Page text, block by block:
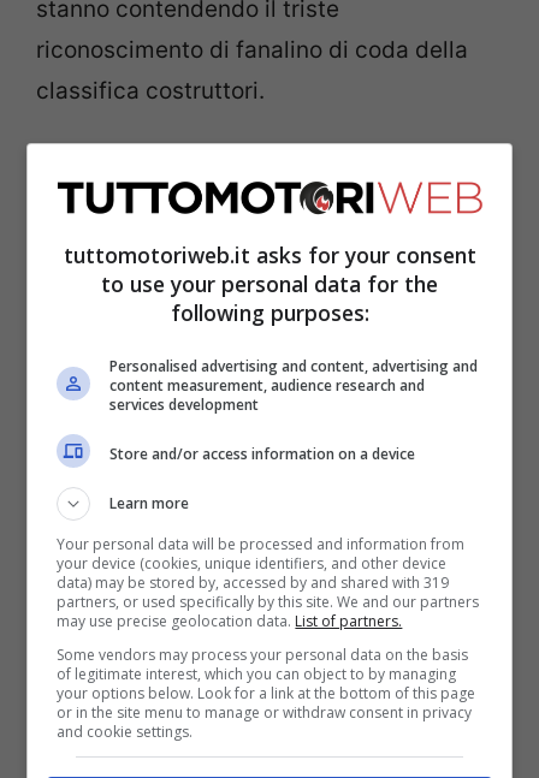
stanno contendendo il triste
riconoscimento di fanalino di coda della
classifica costruttori.
Il campione del mondo 2017 della Moto2,
nel 2023, ha ottenuto 68 punti, soli 17 in
meno del teammate campione del mondo
2021. Le performance della M1 sono
e scorbutica anche su piste dove aveva
sempre ben figurato. Nonostante gli
appelli dei centauri non è stato fatto
tuttomotoriweb.it asks for your consent
to use your personal data for the
following purposes:
Personalised advertising and content, advertising and
content measurement, audience research and
services development
Store and/or access information on a device
Learn more
Your personal data will be processed and information from
your device (cookies, unique identifiers, and other device
data) may be stored by, accessed by and shared with 319
partners, or used specifically by this site. We and our partners
may use precise geolocation data. List of partners.
Some vendors may process your personal data on the basis
of legitimate interest, which you can object to by managing
your options below. Look for a link at the bottom of this page
or in the site menu to manage or withdraw consent in privacy
and cookie settings.